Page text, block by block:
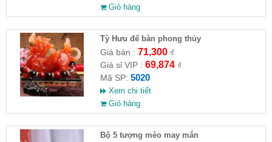
Giỏ hàng
Tỳ Hưu để bàn phong thủy
Giá bán : 71,300₫
Giá sỉ VIP : 69,874₫
Mã SP: 5020
Xem chi tiết
Giỏ hàng
Bộ 5 tượng mèo may mắn